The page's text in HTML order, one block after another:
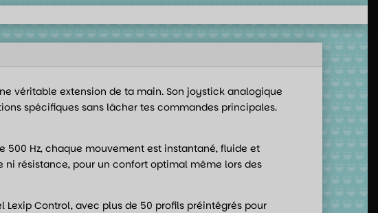
véritable extension de ta main. Son joystick analogique
spécifiques sans lâcher tes commandes principales.
500 Hz, chaque mouvement est instantané, fluide et
résistance, pour un confort optimal même lors des
Control, avec plus de 50 profils préintégrés pour